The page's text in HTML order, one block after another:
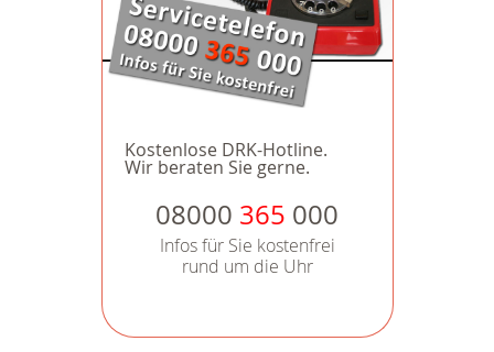
Kostenlose DRK-Hotline.
Wir beraten Sie gerne.
08000 365 000
Infos für Sie kostenfrei
rund um die Uhr